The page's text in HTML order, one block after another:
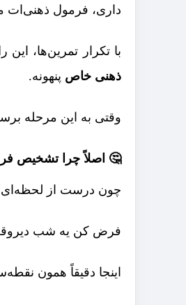
داری، فرمول ذهنی‌ات
با تکرار تمرین‌ها،
ذهنی خاص پنهونه.
وقتی به این مرحله
🤔 اصلاً چراتشخیص
چون درست از
فرض کن یه شب
اینجا دقیقاً همون